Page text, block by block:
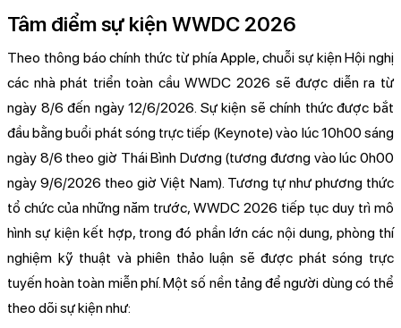
Tâm điểm sự kiện WWDC 2026
Theo thông báo chính thức từ phía Apple, chuỗi sự kiện Hội nghị
các nhà phát triển toàn cầu WWDC 2026 sẽ được diễn ra từ
ngày 8/6 đến ngày 12/6/2026. Sự kiện sẽ chính thức được bắt
đầu bằng buổi phát sóng trực tiếp (Keynote) vào lúc 10h00 sáng
ngày 8/6 theo giờ Thái Bình Dương (tương đương vào lúc 0h00
ngày 9/6/2026 theo giờ Việt Nam). Tương tự như phương thức
tổ chức của những năm trước, WWDC 2026 tiếp tục duy trì mô
hình sự kiện kết hợp, trong đó phần lớn các nội dung, phòng thí
nghiệm kỹ thuật và phiên thảo luận sẽ được phát sóng trực
tuyến hoàn toàn miễn phí. Một số nền tảng để người dùng có thể
theo dõi sự kiện như: